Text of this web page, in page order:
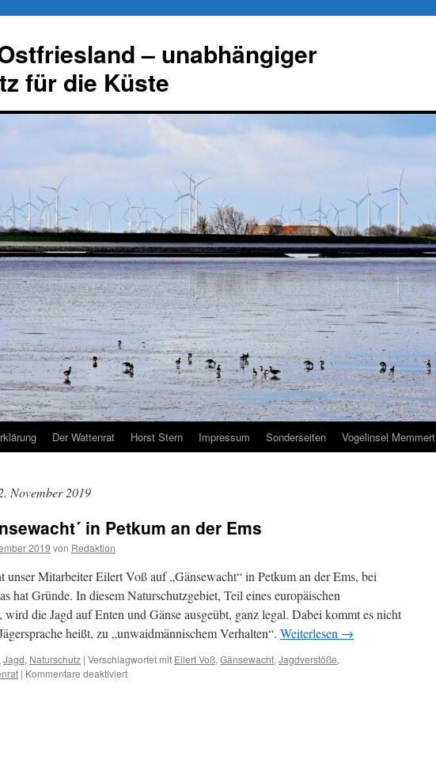
– unabhängiger
für die Küste
Der Wattenrat Horst Stern Impressum Sonderseiten Vogelinsel Memmert
November 2019
in Petkum an der Ems
2019 von Redaktion
unser Mitarbeiter Eilert Voß auf „Gänsewacht“ in Petkum an der Ems, bei
hat Gründe. In diesem Naturschutzgebiet, Teil eines europäischen
wird die Jagd auf Enten und Gänse ausgeübt, ganz legal. Dabei kommt es nicht
heißt, zu „unwaidmännischem Verhalten“. Weiterlesen →
Jagd, Naturschutz | Verschlagwortet mit Eilert Voß, Gänsewacht, Jagdverstöße,
| Kommentare deaktiviertfür